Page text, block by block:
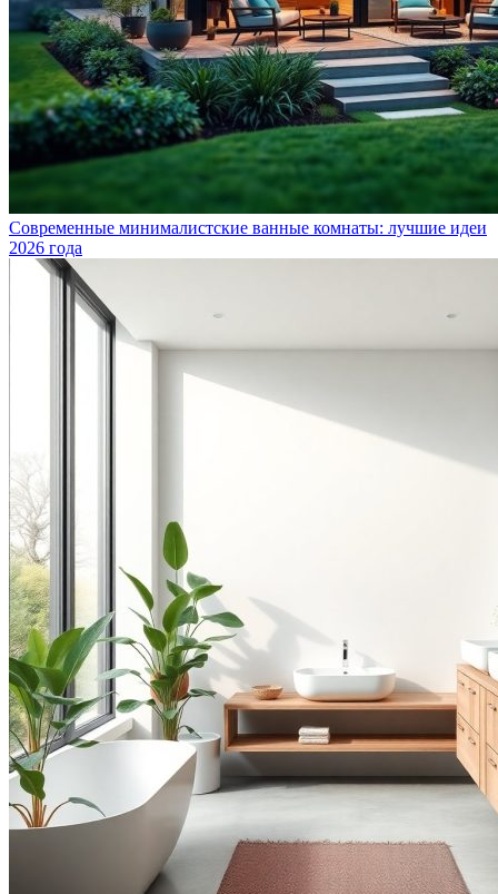
Современные минималистские ванные комнаты: лучшие идеи
2026 года